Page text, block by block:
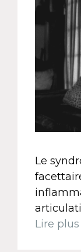
Le
Lire plus